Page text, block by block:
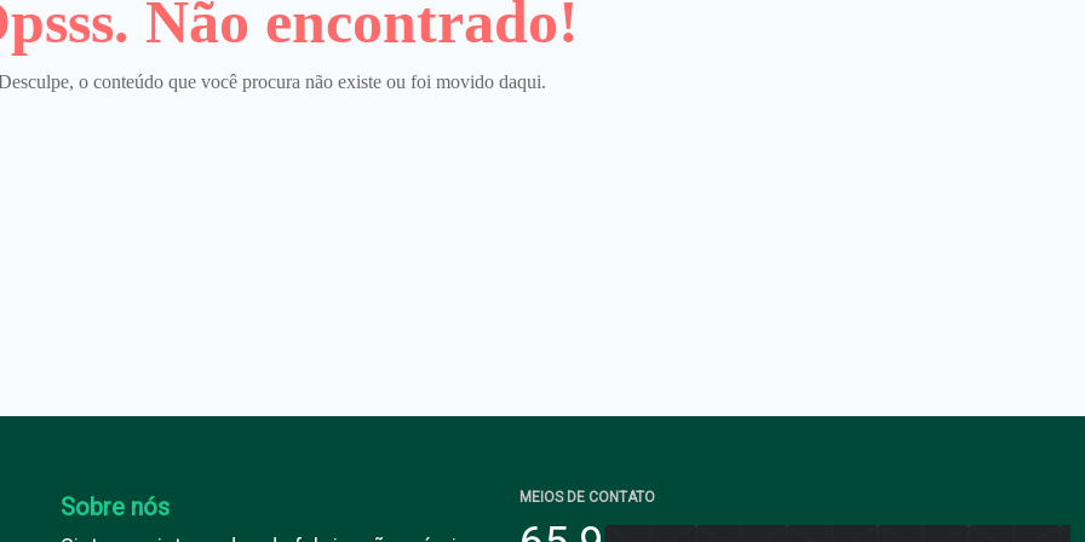
Não encontrado!
o conteúdo que você procura não existe ou foi movido daqui.
Sobre nós MEIOS DE CONTATO